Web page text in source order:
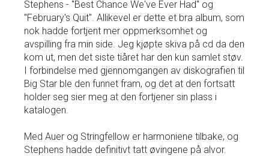
Stephens - "Best Chance We've Ever Had" og
"February's Quit". Allikevel er dette et bra album, som
nok hadde fortjent mer oppmerksomhet og
avspilling fra min side. Jeg kjøpte skiva på cd da den
kom ut, men det siste tiåret har den kun samlet støv.
I forbindelse med gjennomgangen av diskografien til
Big Star ble den funnet fram, og det at den fortsatt
holder seg sier meg at den fortjener sin plass i
katalogen.
Med Auer og Stringfellow er harmoniene tilbake, og
Stephens hadde definitivt tatt øvingene på alvor.